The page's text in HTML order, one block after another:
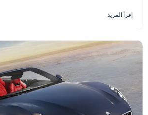
إقرأ المزيد